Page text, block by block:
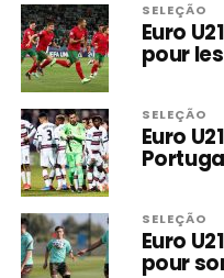
SELEÇÃO
Euro
pour
SELEÇÃO
Euro
SELEÇÃO
Euro
pour